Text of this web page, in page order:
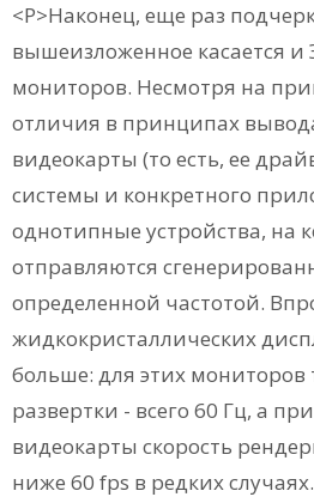
<P>Наконец, еще раз
вышеизложенное касается
мониторов. Несмотря на
отличия в принципах
видеокарты (то есть, ее
системы и конкретного
однотипные устройства, на
отправляются
определенной частотой.
жидкокристаллических
больше: для этих мониторов
развертки - всего 60 Гц, а
видеокарты скорость
ниже 60 fps в редких